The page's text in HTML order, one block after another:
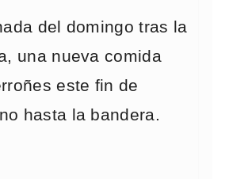
del domingo tras la
una nueva comida
este fin de
hasta la bandera.